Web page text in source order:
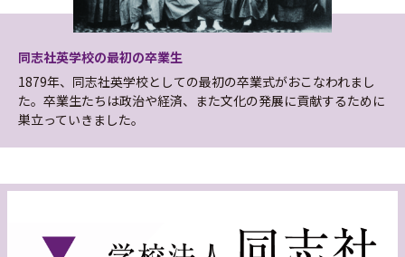
同志社英学校の最初の卒業生
1879年、同志社英学校としての最初の卒業式がおこなわれまし
た。卒業生たちは政治や経済、また文化の発展に貢献するために
巣立っていきました。